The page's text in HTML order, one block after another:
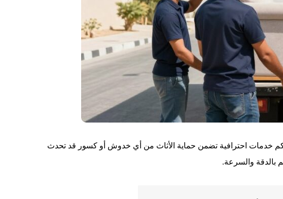
لكم خدمات احترافية تضمن حماية الأثاث من أي خدوش أو كسور قد تحدث
والسرعة.